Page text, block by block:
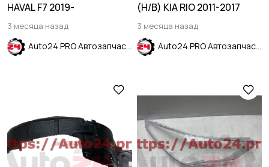
HAVAL F7 2019-
3 месяца назад
Auto24.PRO Автозапчасти
(H/B) KIA RIO 2011-2017
3 месяца назад
Auto24.PRO Автозапчасти